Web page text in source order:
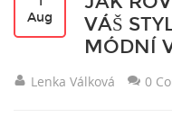
Aug
VÁŠ
MÓDNÍ
Lenka Válková 0